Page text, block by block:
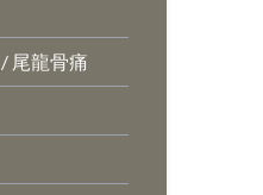
尾龍骨痛